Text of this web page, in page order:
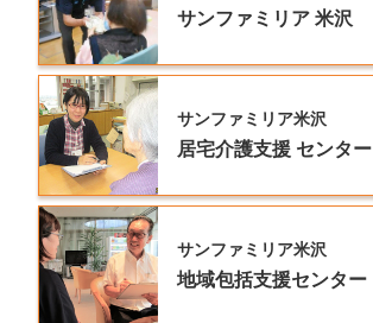
サンファミリア米沢
サンファミリア米沢
居宅介護支援センター
サンファミリア米沢
地域包括支援センター